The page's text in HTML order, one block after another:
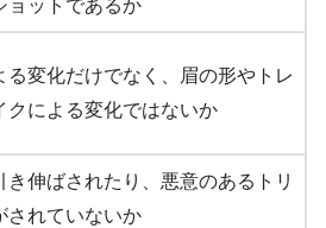
ョットであるか
る変化だけでなく、眉の形やトレ
クによる変化ではないか
き伸ばされたり、悪意のあるトリ
されていないか